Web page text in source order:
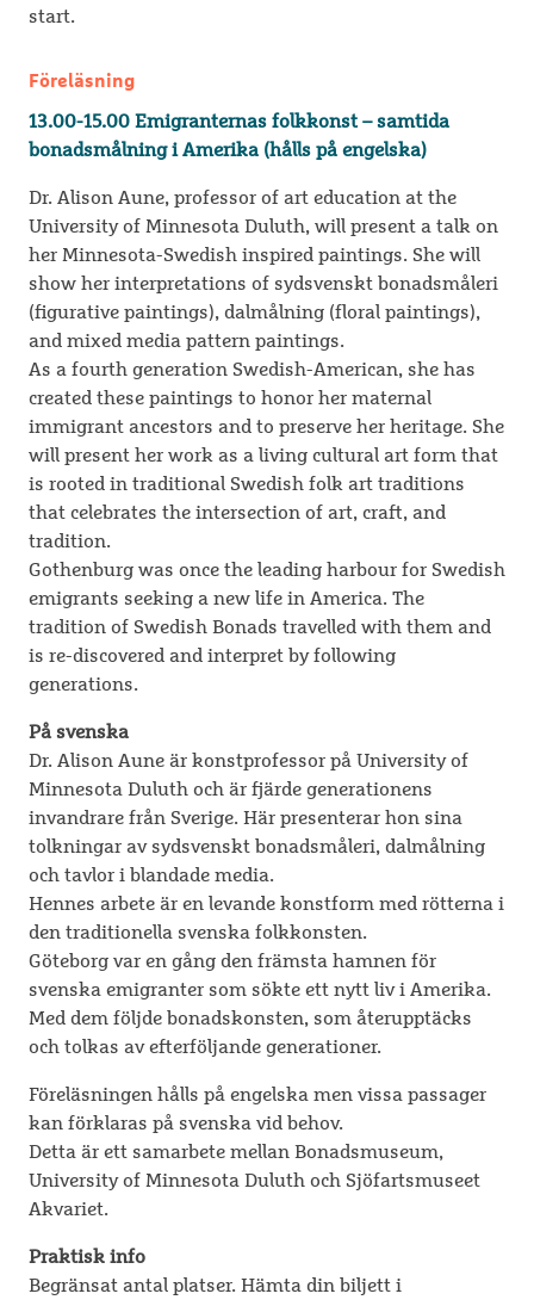
start.
Föreläsning
13.00-15.00 Emigranternas folkkonst – samtida
bonadsmålning i Amerika (hålls på engelska)
Dr. Alison Aune, professor of art education at the
University of Minnesota Duluth, will present a talk on
her Minnesota-Swedish inspired paintings. She will
show her interpretations of sydsvenskt bonadsmåleri
(figurative paintings), dalmålning (floral paintings),
and mixed media pattern paintings.
As a fourth generation Swedish-American, she has
created these paintings to honor her maternal
immigrant ancestors and to preserve her heritage. She
will present her work as a living cultural art form that
is rooted in traditional Swedish folk art traditions
that celebrates the intersection of art, craft, and
tradition.
Gothenburg was once the leading harbour for Swedish
emigrants seeking a new life in America. The
tradition of Swedish Bonads travelled with them and
is re-discovered and interpret by following
generations.
På svenska
Dr. Alison Aune är konstprofessor på University of
Minnesota Duluth och är fjärde generationens
invandrare från Sverige. Här presenterar hon sina
tolkningar av sydsvenskt bonadsmåleri, dalmålning
och tavlor i blandade media.
Hennes arbete är en levande konstform med rötterna i
den traditionella svenska folkkonsten.
Göteborg var en gång den främsta hamnen för
svenska emigranter som sökte ett nytt liv i Amerika.
Med dem följde bonadskonsten, som återupptäcks
och tolkas av efterföljande generationer.
Föreläsningen hålls på engelska men vissa passager
kan förklaras på svenska vid behov.
Detta är ett samarbete mellan Bonadsmuseum,
University of Minnesota Duluth och Sjöfartsmuseet
Akvariet.
Praktisk info
Begränsat antal platser. Hämta din biljett i